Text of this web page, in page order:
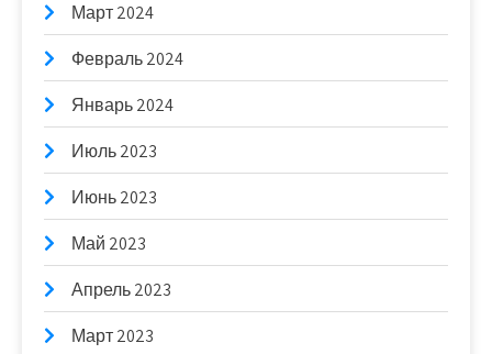
Март 2024
Февраль 2024
Январь 2024
Июль 2023
Июнь 2023
Май 2023
Апрель 2023
Март 2023